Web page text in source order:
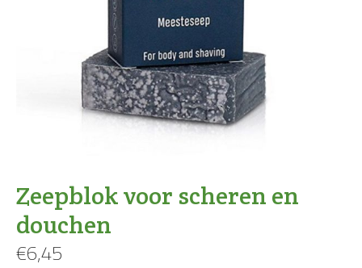
Zeepblok voor scheren en
douchen
€6,45